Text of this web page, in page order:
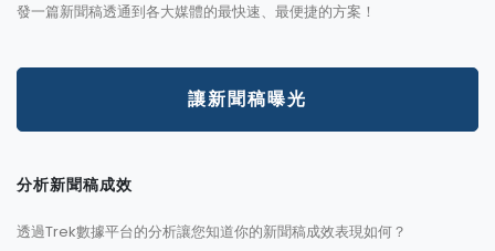
發一篇新聞稿透通到各大媒體的最快速、最便捷的方案！
讓新聞稿曝光
分析新聞稿成效
透過Trek數據平台的分析讓您知道你的新聞稿成效表現如何？